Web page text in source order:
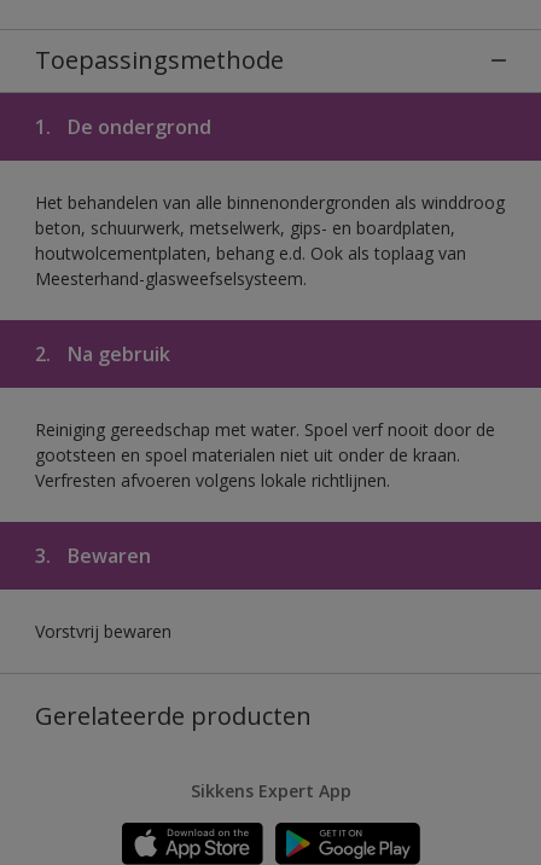
Toepassingsmethode
1. De ondergrond
Het behandelen van alle binnenondergronden als winddroog
beton, schuurwerk, metselwerk, gips- en boardplaten,
houtwolcementplaten, behang e.d. Ook als toplaag van
Meesterhand-glasweefselsysteem.
2. Na gebruik
Reiniging gereedschap met water. Spoel verf nooit door de
gootsteen en spoel materialen niet uit onder de kraan.
Verfresten afvoeren volgens lokale richtlijnen.
3. Bewaren
Vorstvrij bewaren
Gerelateerde producten
Sikkens Expert App